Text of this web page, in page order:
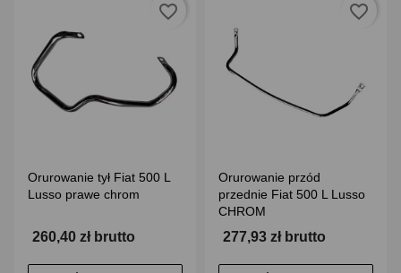
Orurowanie tył Fiat 500 L
Lusso prawe chrom
260,40 zł brutto
favorite_border
Orurowanie przód
przednie Fiat 500 L Lusso
CHROM
277,93 zł brutto
favorite_border